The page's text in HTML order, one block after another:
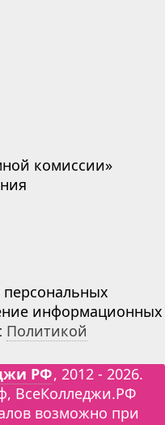
комиссии»
персональных
информационных
Политикой
РФ, 2012 - 2026.
ВсеКолледжи.РФ
возможно при